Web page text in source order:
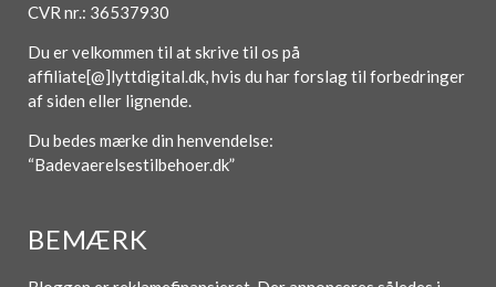
CVR nr.: 36537930
Du er velkommen til at skrive til os på
affiliate[@]lyttdigital.dk, hvis du har forslag til forbedringer
af siden eller lignende.
Du bedes mærke din henvendelse:
“Badevaerelsestilbehoer.dk”
BEMÆRK